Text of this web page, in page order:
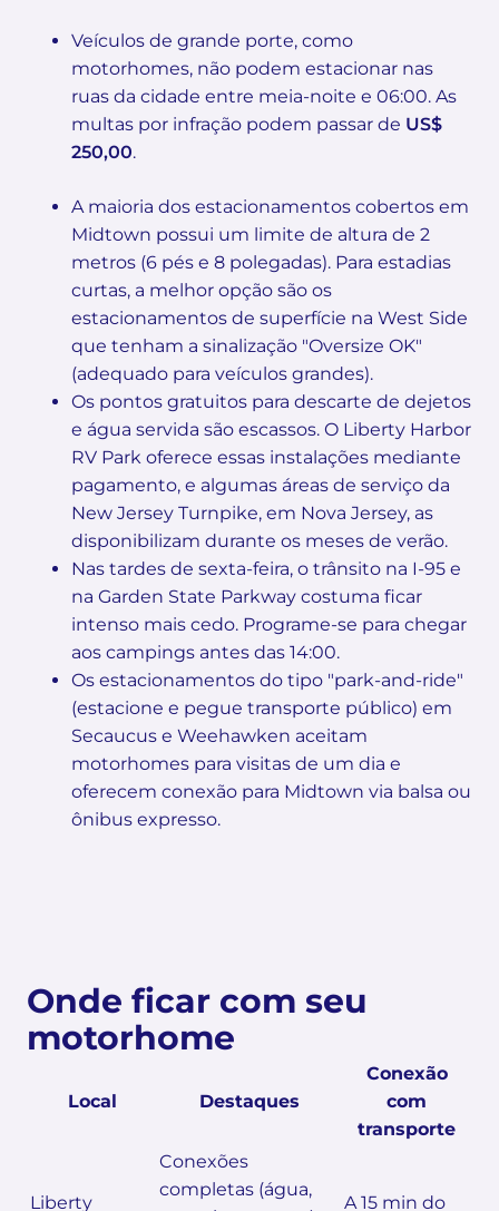
Veículos de grande porte, como
motorhomes, não podem estacionar nas
ruas da cidade entre meia-noite e 06:00. As
multas por infração podem passar de US$
250,00.
A maioria dos estacionamentos cobertos em
Midtown possui um limite de altura de 2
metros (6 pés e 8 polegadas). Para estadias
curtas, a melhor opção são os
estacionamentos de superfície na West Side
que tenham a sinalização "Oversize OK"
(adequado para veículos grandes).
Os pontos gratuitos para descarte de dejetos
e água servida são escassos. O Liberty Harbor
RV Park oferece essas instalações mediante
pagamento, e algumas áreas de serviço da
New Jersey Turnpike, em Nova Jersey, as
disponibilizam durante os meses de verão.
Nas tardes de sexta-feira, o trânsito na I-95 e
na Garden State Parkway costuma ficar
intenso mais cedo. Programe-se para chegar
aos campings antes das 14:00.
Os estacionamentos do tipo "park-and-ride"
(estacione e pegue transporte público) em
Secaucus e Weehawken aceitam
motorhomes para visitas de um dia e
oferecem conexão para Midtown via balsa ou
ônibus expresso.
Onde ficar com seu
motorhome
Local Destaques
Conexão
com
transporte
Liberty
Conexões
completas (água,
A 15 min do